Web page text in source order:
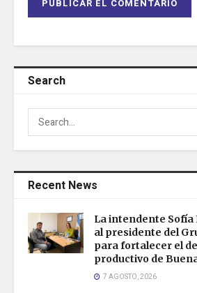
Search
Recent News
La intendente
al presidente del
para fortalecer el
productivo de
7 AGOSTO, 2026